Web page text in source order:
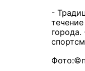
-
города.